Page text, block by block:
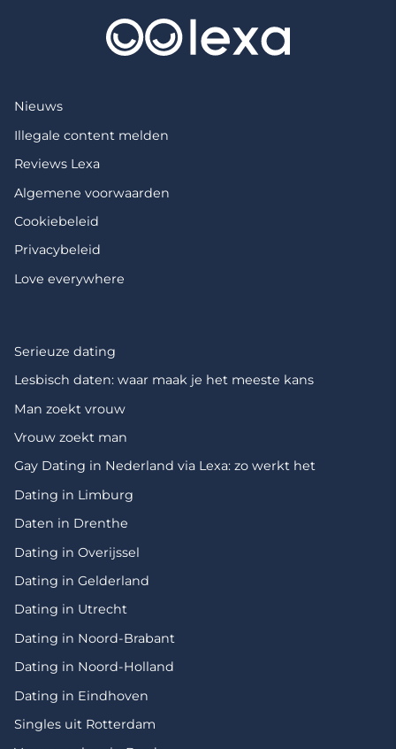
Nieuws
Illegale content melden
Reviews Lexa
Algemene voorwaarden
Cookiebeleid
Privacybeleid
Love everywhere
Serieuze dating
Lesbisch daten: waar maak je het meeste kans
Man zoekt vrouw
Vrouw zoekt man
Gay Dating in Nederland via Lexa: zo werkt het
Dating in Limburg
Daten in Drenthe
Dating in Overijssel
Dating in Gelderland
Dating in Utrecht
Dating in Noord-Brabant
Dating in Noord-Holland
Dating in Eindhoven
Singles uit Rotterdam